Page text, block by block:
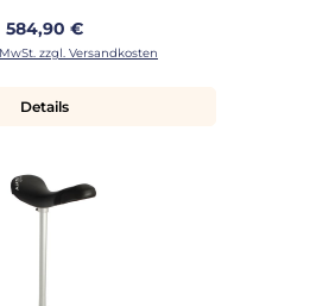
Regulärer Preis:
584,90 €
zzgl. Versandkosten
Details